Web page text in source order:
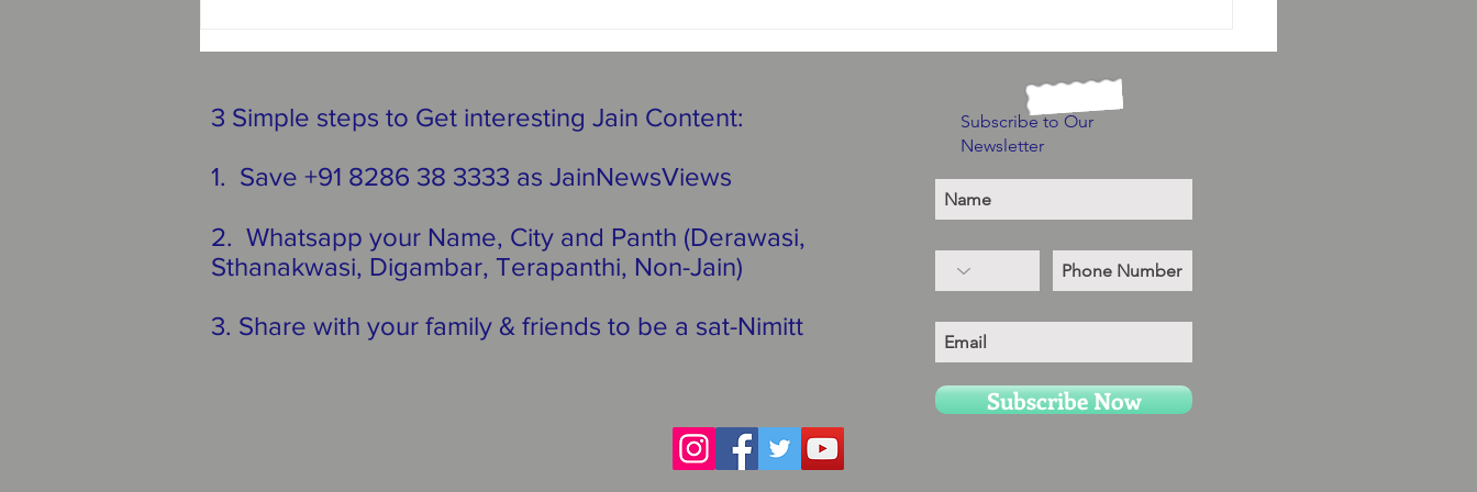
3 Simple steps to Get interesting Jain Content:
1. Save +91 8286 38 3333 as JainNewsViews
2. Whatsapp your Name, City and Panth (Derawasi,
Sthanakwasi, Digambar, Terapanthi, Non-Jain)
3. Share with your family & friends to be a sat-Nimitt
Subscribe to Our
Newsletter
Subscribe Now